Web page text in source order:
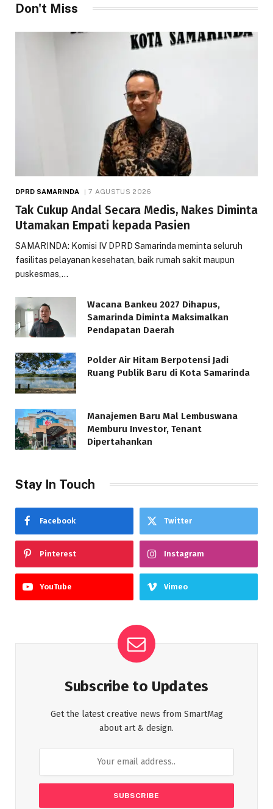
Don't Miss
DPRD SAMARINDA 7 AGUSTUS 2026
Tak Cukup Andal Secara Medis, Nakes Diminta
Utamakan Empati kepada Pasien
SAMARINDA: Komisi IV DPRD Samarinda meminta seluruh
fasilitas pelayanan kesehatan, baik rumah sakit maupun
puskesmas,…
Wacana Bankeu 2027 Dihapus,
Samarinda Diminta Maksimalkan
Pendapatan Daerah
Polder Air Hitam Berpotensi Jadi
Ruang Publik Baru di Kota Samarinda
Manajemen Baru Mal Lembuswana
Memburu Investor, Tenant
Dipertahankan
Stay In Touch
Facebook Twitter
Pinterest Instagram
YouTube Vimeo
Subscribe to Updates
Get the latest creative news from SmartMag
about art & design.